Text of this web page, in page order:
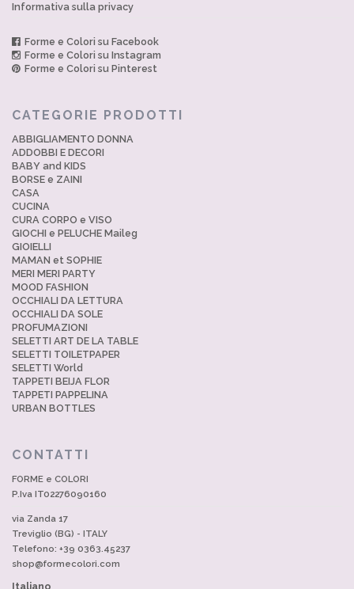
Informativa sulla privacy
Forme e Colori su Facebook
Forme e Colori su Instagram
Forme e Colori su Pinterest
CATEGORIE PRODOTTI
ABBIGLIAMENTO DONNA
ADDOBBI E DECORI
BABY and KIDS
BORSE e ZAINI
CASA
CUCINA
CURA CORPO e VISO
GIOCHI e PELUCHE Maileg
GIOIELLI
MAMAN et SOPHIE
MERI MERI PARTY
MOOD FASHION
OCCHIALI DA LETTURA
OCCHIALI DA SOLE
PROFUMAZIONI
SELETTI ART DE LA TABLE
SELETTI TOILETPAPER
SELETTI World
TAPPETI BEIJA FLOR
TAPPETI PAPPELINA
URBAN BOTTLES
CONTATTI
FORME e COLORI
P.Iva IT02276090160
via Zanda 17
Treviglio (BG) - ITALY
Telefono: +39 0363.45237
shop@formecolori.com
Italiano